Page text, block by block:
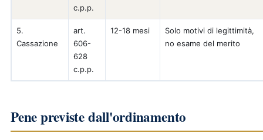
c.p.p.
5.
Cassazione
art.
606-
628
c.p.p.
12-18 mesi
Solo motivi di legittimità,
no esame del merito
Pene previste dall'ordinamento